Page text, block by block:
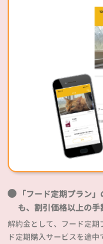
「フード定期プラン
も、割引価格以上の手
解約金として、フード定
ド定期購入サービスを途